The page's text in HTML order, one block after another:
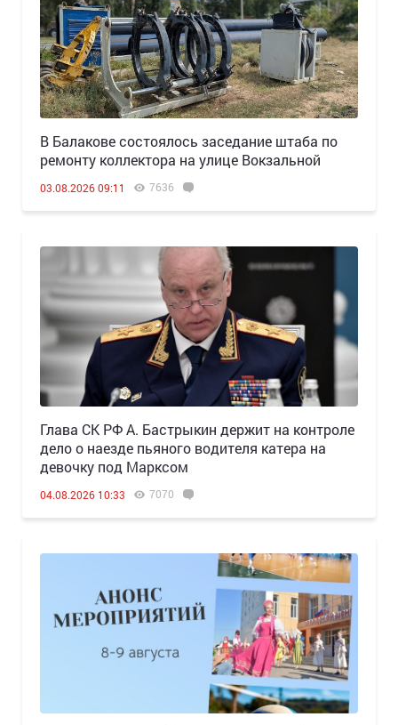
В Балакове состоялось заседание штаба по
ремонту коллектора на улице Вокзальной
03.08.2026 09:11 7636
Глава СК РФ А. Бастрыкин держит на контроле
дело о наезде пьяного водителя катера на
девочку под Марксом
04.08.2026 10:33 7070